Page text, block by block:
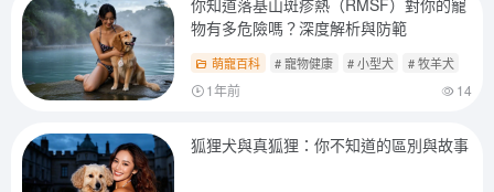
你知道落基山斑疹熱（RMSF）對你的寵
物有多危險嗎？深度解析與防範
萌寵百科 # 寵物健康 # 小型犬 # 牧羊犬
1年前 14
狐狸犬與真狐狸：你不知道的區別與故事